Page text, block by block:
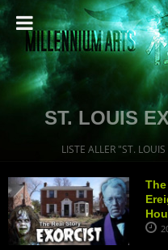
ST. LOUIS
LISTE ALLER "ST.